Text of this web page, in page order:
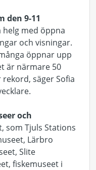
den 9-11
med öppna
och visningar.
öppnar upp
är närmare 50
säger Sofia
och
som Tjuls Stations
Lärbro
Slite
fiskemuseet i